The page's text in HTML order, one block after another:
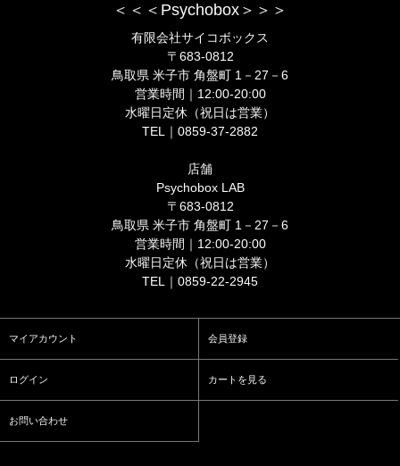
＜＜＜Psychobox＞＞＞
有限会社サイコボックス
〒683-0812
鳥取県 米子市 角盤町 1－27－6
営業時間｜12:00-20:00
水曜日定休（祝日は営業）
TEL｜0859-37-2882
店舗
Psychobox LAB
〒683-0812
鳥取県 米子市 角盤町 1－27－6
営業時間｜12:00-20:00
水曜日定休（祝日は営業）
TEL｜0859-22-2945
マイアカウント 会員登録
ログイン カートを見る
お問い合わせ